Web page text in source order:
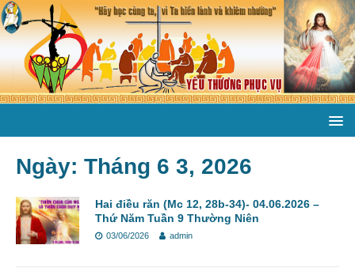
Ngày: Tháng 6 3, 2026
Hai điều răn (Mc 12, 28b-34)- 04.06.2026 –
Thứ Năm Tuần 9 Thường Niên
03/06/2026 admin